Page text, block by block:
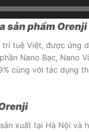
sản phẩm Orenji
trí tuệ Việt, được ứng
Nano Bạc, Nano
cùng với tác dụng
xuất tại Hà Nội và